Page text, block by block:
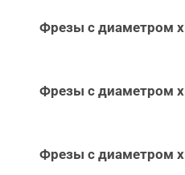
Фрезы с диаметром
Фрезы с диаметром
Фрезы с диаметром